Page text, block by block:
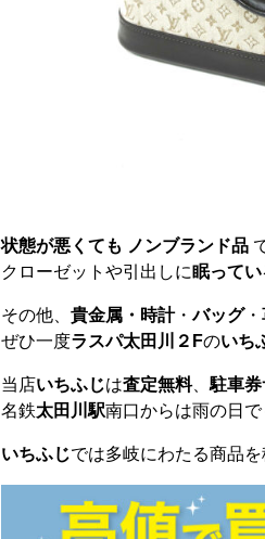
状態が悪くても ノンブランド品
クローゼットや引出しに眠って
その他、 貴金属・時計・バッグ・
ぜひ一度ラスパ太田川２Fのいち
当店いちふじは査定無料、 駐車
名鉄太田川駅南口からは雨の日
いちふじでは多岐にわたる商品を